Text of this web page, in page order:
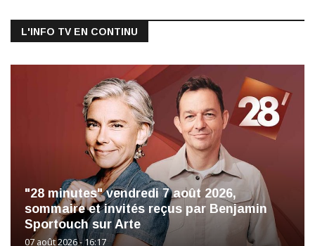
L'INFO TV EN CONTINU
"28 minutes" vendredi 7 août 2026,
sommaire et invités reçus par Benjamin
Sportouch sur Arte
07 août 2026 - 16:17